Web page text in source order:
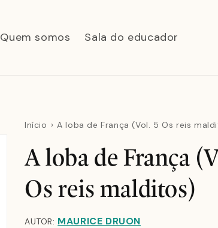
Quem somos Sala do educador
Início A loba de França (Vol. 5 Os reis
A loba de França
Os reis malditos)
AUTOR: MAURICE DRUON